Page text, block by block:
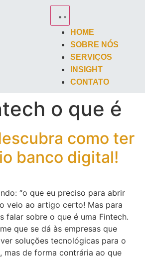
HOME
SOBRE NÓS
SERVIÇOS
INSIGHT
CONTATO
o que é
como ter
banco digital!
“o que eu preciso para abrir
veio ao artigo certo! Mas para
falar sobre o que é uma Fintech.
que se dá às empresas que
soluções tecnológicas para o
mas de forma contrária ao que